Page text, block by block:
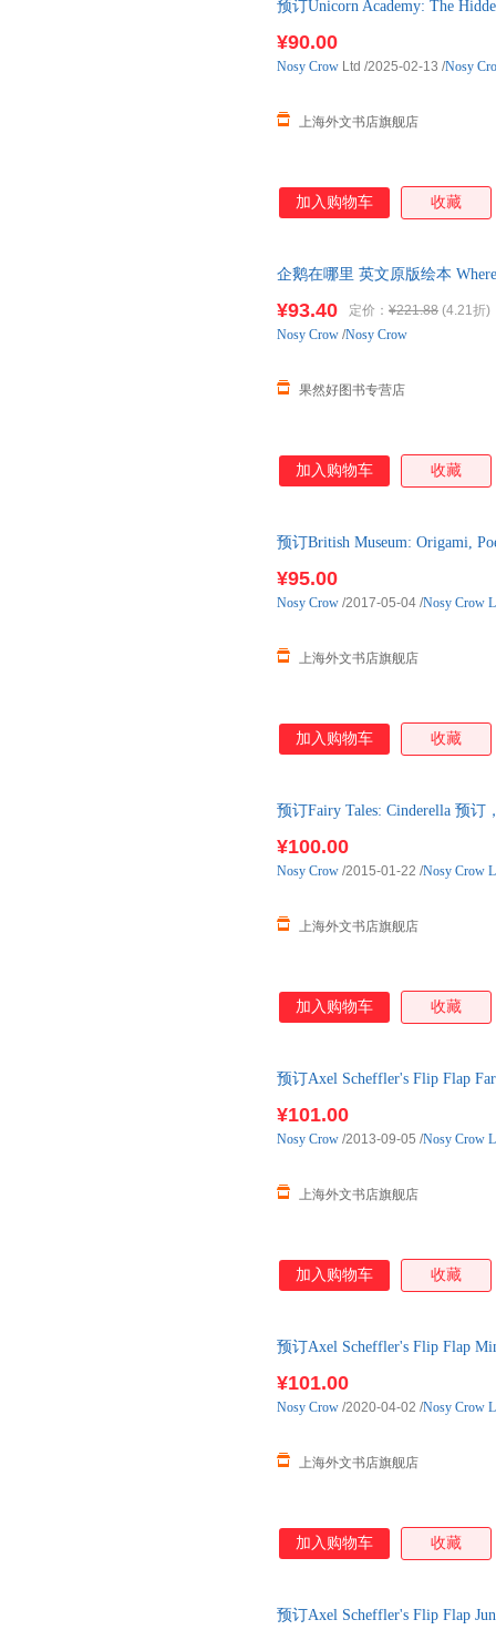
预订Unicorn Academy: The
¥90.00
上海外文书店旗舰店
Nosy Crow Ltd /2025-02-13 /Nosy
加入购物车 收藏
企鹅在哪里 英文原版绘本
¥93.40 定价： ¥221.88 (4.21折)
果然好图书专营店
Nosy Crow /Nosy Crow
加入购物车 收藏
预订British Museum: Origami,
¥95.00
上海外文书店旗舰店
Nosy Crow /2017-05-04 /Nosy Crow
加入购物车 收藏
预订Fairy Tales: Cinderella 预
¥100.00
上海外文书店旗舰店
Nosy Crow /2015-01-22 /Nosy Crow
加入购物车 收藏
预订Axel Scheffler's Flip Flap
¥101.00
上海外文书店旗舰店
Nosy Crow /2013-09-05 /Nosy Crow
加入购物车 收藏
预订Axel Scheffler's Flip Flap
¥101.00
上海外文书店旗舰店
Nosy Crow /2020-04-02 /Nosy Crow
加入购物车 收藏
预订Axel Scheffler's Flip Flap